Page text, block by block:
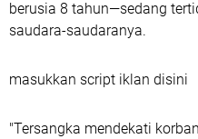
berusia 8 tahun—sedang
saudara-saudaranya.
masukkan script iklan disini
"Tersangka mendekati